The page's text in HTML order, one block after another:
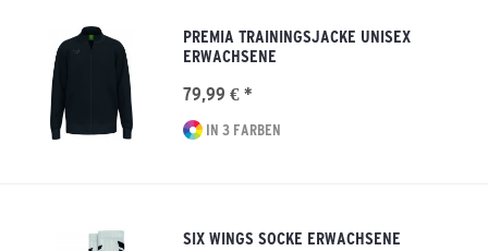
PREMIA TRAININGSJACKE UNISEX
ERWACHSENE
79,99 € *
IN 3 FARBEN
SIX WINGS SOCKE ERWACHSENE